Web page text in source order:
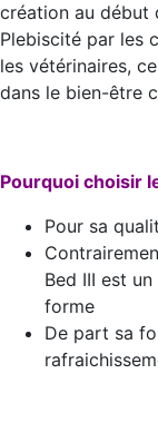
création au début
Plebiscité par les
les vétérinaires,
dans le bien-être
Pourquoi choisir
Pour sa
Bed III est
forme
De part sa